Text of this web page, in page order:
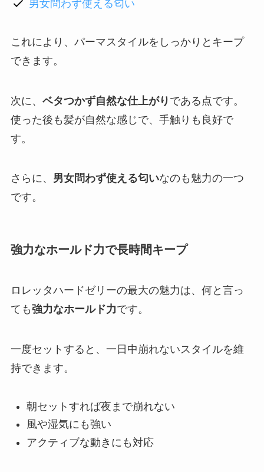
男女問わず使える匂い
これにより、パーマスタイルをしっかりとキープ
できます。
次に、 ベタつかず自然な仕上がり である点です。
使った後も髪が自然な感じで、手触りも良好で
す。
さらに、 男女問わず使える匂いなのも魅力の一つ
です。
強力なホールド力で長時間キープ
ロレッタハードゼリーの最大の魅力は、何と言っ
ても強力なホールド力です。
一度セットすると、一日中崩れないスタイルを維
持できます。
朝セットすれば夜まで崩れない
風や湿気にも強い
アクティブな動きにも対応